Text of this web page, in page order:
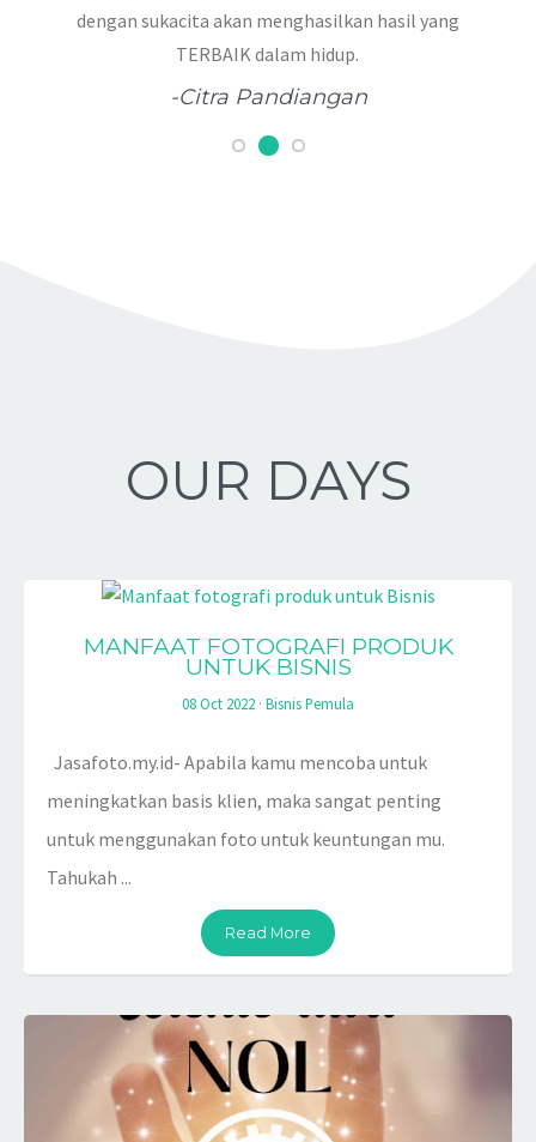
dengan sukacita akan menghasilkan hasil yang
TERBAIK dalam hidup.
-Citra Pandiangan
OUR DAYS
MANFAAT FOTOGRAFI PRODUK
UNTUK BISNIS
08 Oct 2022 · Bisnis Pemula
Jasafoto.my.id- Apabila kamu mencoba untuk
meningkatkan basis klien, maka sangat penting
untuk menggunakan foto untuk keuntungan mu.
Tahukah ...
Read More